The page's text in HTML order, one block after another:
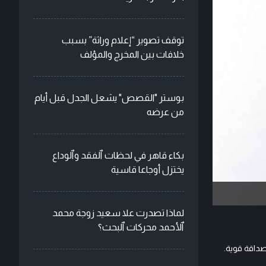
توقف تصوير “إعلام وراثة” بسبب
خلافات بين المخرج والمؤلف
بوستر "القصص" يشعل الجدل قبل أيام
من عرضه
بكاء قاهر في لحظات ٱلفقد وٱلوداع
يختزل أوجاعا قاسية
لماذا تصدرت علا سعيد زوجة محمد
ٱلأحمد محركات ٱلبحث؟